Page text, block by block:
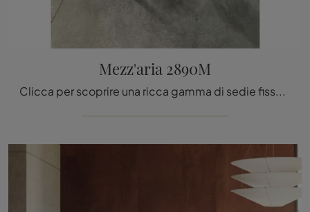
Mezz'aria 2890M
Clicca per scoprire una ricca gamma di sedie fisse per stanze design: il modello Mezz'aria 2890M di Lago ti aspetta!